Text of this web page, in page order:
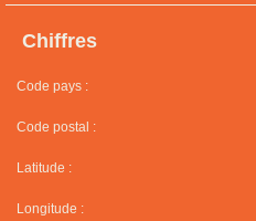
Chiffres
Code pays :
Code postal :
Latitude :
Longitude :